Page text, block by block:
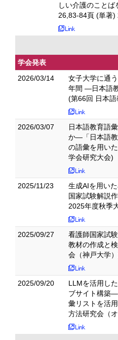
しい介護のこと
26,83-84頁 (単著)
学会発表
2026/03/14
女子大学に通
年間 ―日本語
(第66回 日本
2026/03/07
日本語教育語
か―「日本語教
の語彙を用い
学会研究大会)
2025/11/23
生成AIを用い
国家試験解説
2025年度秋季
2025/09/27
看護師国家試
教材の作成と
会（神戸大学
2025/09/20
LLMを活用し
ブサイト構築
彙リストを活
方法研究会（